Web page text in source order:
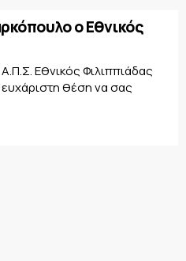
ο Εθνικός
Εθνικός Φιλιππιάδας
ευχάριστη θέση να σας